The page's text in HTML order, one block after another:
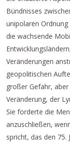
Bündnisses
unipolaren
die wachsende
Veränderungen
geopolitischen
großer Gefahr,
Veränderung, der
Sie forderte die
anzuschließen,
spricht, das den 75.